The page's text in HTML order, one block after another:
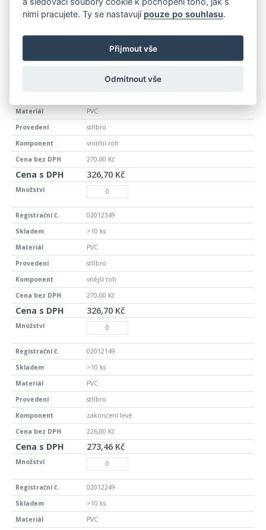
spojka
273,46 Kč
02012449
PVC
stříbro
vnitřní roh
270,00 Kč
326,70 Kč
02012349
>10 ks
PVC
stříbro
vnější roh
270,00 Kč
326,70 Kč
02012149
>10 ks
PVC
stříbro
zakončení levé
226,00 Kč
273,46 Kč
02012249
>10 ks
PVC
nimi pracujete. Ty se nastavují pouze po souhlasu.
Přijmout vše
Odmítnout vše